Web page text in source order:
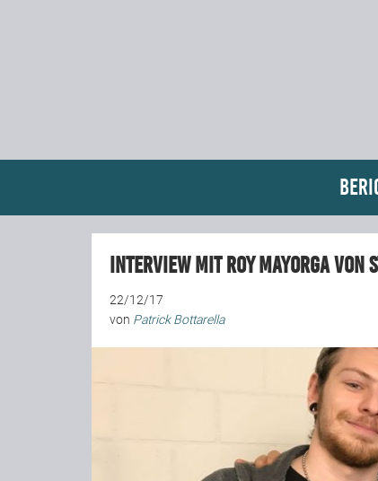
Interview mit Roy Mayorga von
22/12/17
von Patrick Bottarella